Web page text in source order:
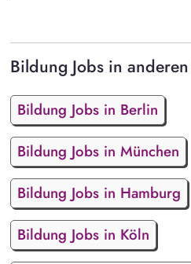
Bildung Jobs in
Bildung Jobs in Berlin
Bildung Jobs in München
Bildung Jobs in Hamburg
Bildung Jobs in Köln